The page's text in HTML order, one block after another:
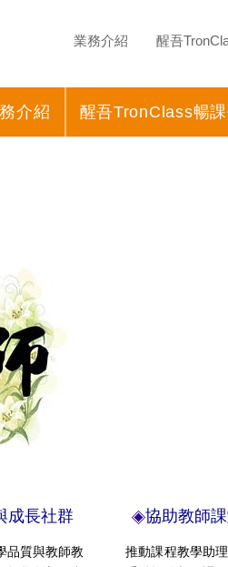
業務介紹 醒吾
介紹 醒吾TronClass暢
成長社群
品質與教師教
協助教師
推動課程教學助